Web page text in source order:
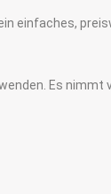
einfaches,
Es